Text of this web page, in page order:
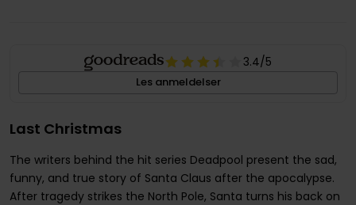
3.4/5
Les anmeldelser
Last Christmas
The writers behind the hit series Deadpool present the sad,
funny, and true story of Santa Claus after the apocalypse.
After tragedy strikes the North Pole, Santa turns his back on